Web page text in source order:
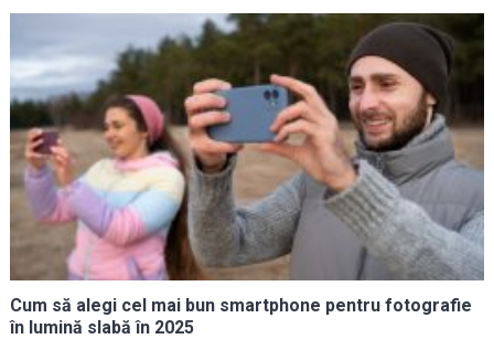
Cum să alegi cel mai bun smartphone pentru fotografie
în lumină slabă în 2025